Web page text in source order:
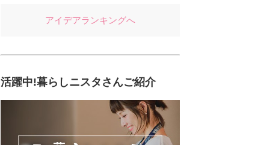
アイデアランキングへ
活躍中!暮らしニスタさんご紹介